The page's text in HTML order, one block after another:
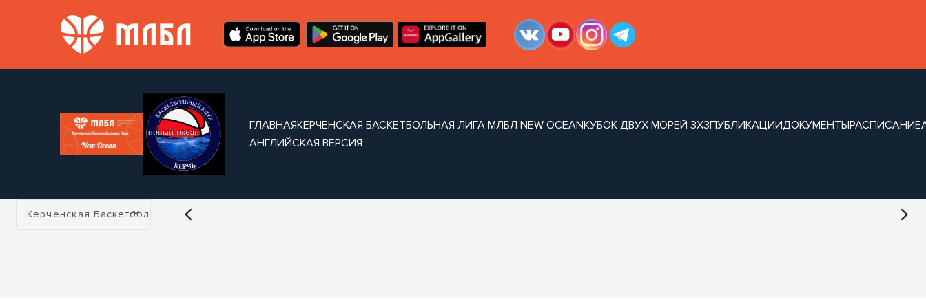
ГЛАВНАЯКЕРЧЕНСКАЯ БАСКЕТБОЛЬНАЯ ЛИГА МЛБЛ NEW OCEANКУБОК ДВУХ МОРЕЙ 3Х3ПУБЛИКАЦИИДОКУМЕНТЫРАСПИСАНИЕ
АНГЛИЙСКАЯ ВЕРСИЯ
Турнир:
Керченская Баскетбольная Лига МЛБЛ New Ocean